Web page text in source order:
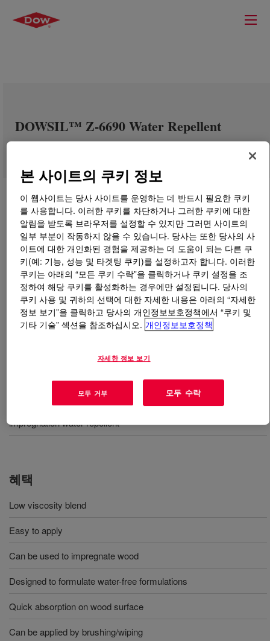
DOWSIL™ Z-6690 Water Repellent
무엇입니까 DOWSIL™ Z-6690 Water Repellent?
발수제를 만들기 위한 유기 용제로 희석 가능한 씰란/실
DOWSIL™ Z-6690 Water Repellent can be used as wood
impregnation water repellent
혜택
Low viscosity blend
Easy to apply
Can be used to impregnate wood
Designed to formulate water-free formulations
Quick absorption on wood surface
Can be applied by brushing/wiping
본 사이트의 쿠키 정보
이 웹사이트는 당사 사이트를 운영하는 데 반드시 필요한 쿠키
를 사용합니다. 이러한 쿠키를 차단하거나 그러한 쿠키에 대한
알림을 받도록 브라우저를 설정할 수 있지만 그러면 사이트의
일부 부분이 작동하지 않을 수 있습니다. 당사는 또한 당사의 사
이트에 대한 개인화된 경험을 제공하는 데 도움이 되는 다른 쿠
키(예: 기능, 성능 및 타겟팅 쿠키)를 설정하고자 합니다. 이러한
쿠키는 아래의 “모든 쿠키 수락”을 클릭하거나 쿠키 설정을 조
정하여 해당 쿠키를 활성화하는 경우에만 설정됩니다. 당사의
쿠키 사용 및 귀하의 선택에 대한 자세한 내용은 아래의 “자세한
정보 보기”을 클릭하고 당사의 개인정보보호정책에서 “쿠키 및
기타 기술” 섹션을 참조하십시오. 개인정보보호정책
자세한 정보 보기
모두 거부 모두 수락